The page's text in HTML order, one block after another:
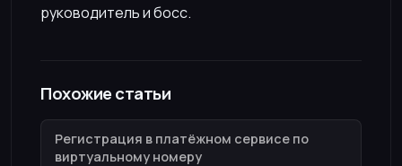
руководитель и босс.
Похожие статьи
Регистрация в платёжном сервисе по
виртуальному номеру